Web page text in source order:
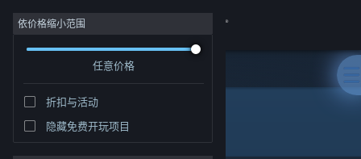
登录
社区
依价格缩小范围
任意价格
折扣与活动
隐藏免费开玩项目
开发者: brokenbyte